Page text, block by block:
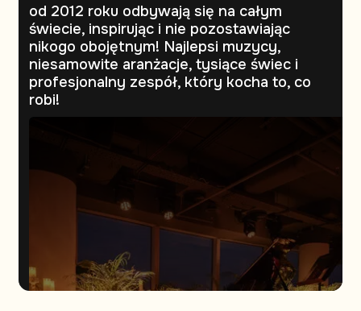
od 2012 roku odbywają się na całym
świecie, inspirując i nie pozostawiając
nikogo obojętnym! Najlepsi muzycy,
niesamowite aranżacje, tysiące świec i
profesjonalny zespół, który kocha to, co
robi!